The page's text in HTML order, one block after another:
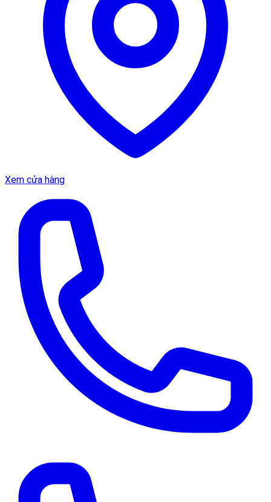
Xem cửa hàng